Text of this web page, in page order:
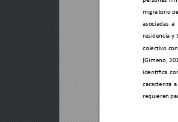
migratorio
asociadas a
residencia y
colectivo
(Gimeno,
identifica
caracteriza
requieren